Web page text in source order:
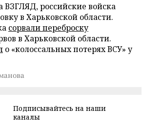
ВЗГЛЯД, российские войска
в Харьковской области.
сорвали переброску
в Харьковской области.
о «колоссальных потерях ВСУ» у
Подписывайтесь на наши
каналы